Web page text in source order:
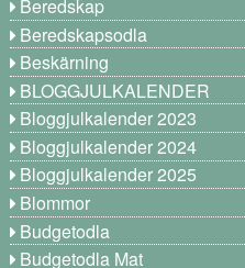
Beredskap
Beredskapsodla
Beskärning
BLOGGJULKALENDER
Bloggjulkalender 2023
Bloggjulkalender 2024
Bloggjulkalender 2025
Blommor
Budgetodla
Budgetodla Mat